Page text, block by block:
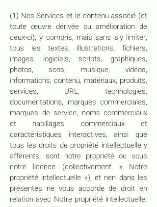
(1) Nos Services et le contenu associé (et
toute œuvre dérivée ou amélioration de
ceux-ci), y compris, mais sans s'y limiter,
tous les textes, illustrations, fichiers,
images, logiciels, scripts, graphiques,
photos, sons, musique, vidéos,
informations, contenu, matériaux, produits,
services, URL, technologies,
documentations, marques commerciales,
marques de service, noms commerciaux
et habillages commerciaux et
caractéristiques interactives, ainsi que
tous les droits de propriété intellectuelle y
afférents, sont notre propriété ou sous
notre licence (collectivement, « Notre
propriété intellectuelle »), et rien dans les
présentes ne vous accorde de droit en
relation avec Notre propriété intellectuelle.